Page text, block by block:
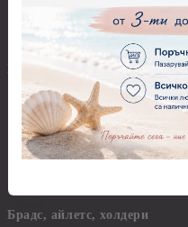
Коледа
Етно
Дизайнерски хартии
Елементи за декорация
Ширити, шевици, канапи
Брадс, айлетс, холдери